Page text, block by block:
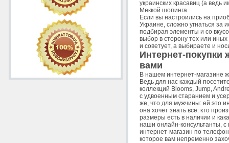
украинских красавиц (а ведь
Меккой шопинга.
Если вы настроились на
Украине, сложно угнаться за
подбирая элементы и со
выбор в сторону тех или
и советует, а выбираете и
Интернет-покупки
вами
В нашем интернет-магазине
Ведь для нас каждый
коллекций Blooms, Jump,
с удвоенным старанием и
же, что для мужчины: ей это
она хочет знать все: кто
размеры есть в наличии и
наши онлайн-консультанты,
интернет-магазин по
которое вам непременно